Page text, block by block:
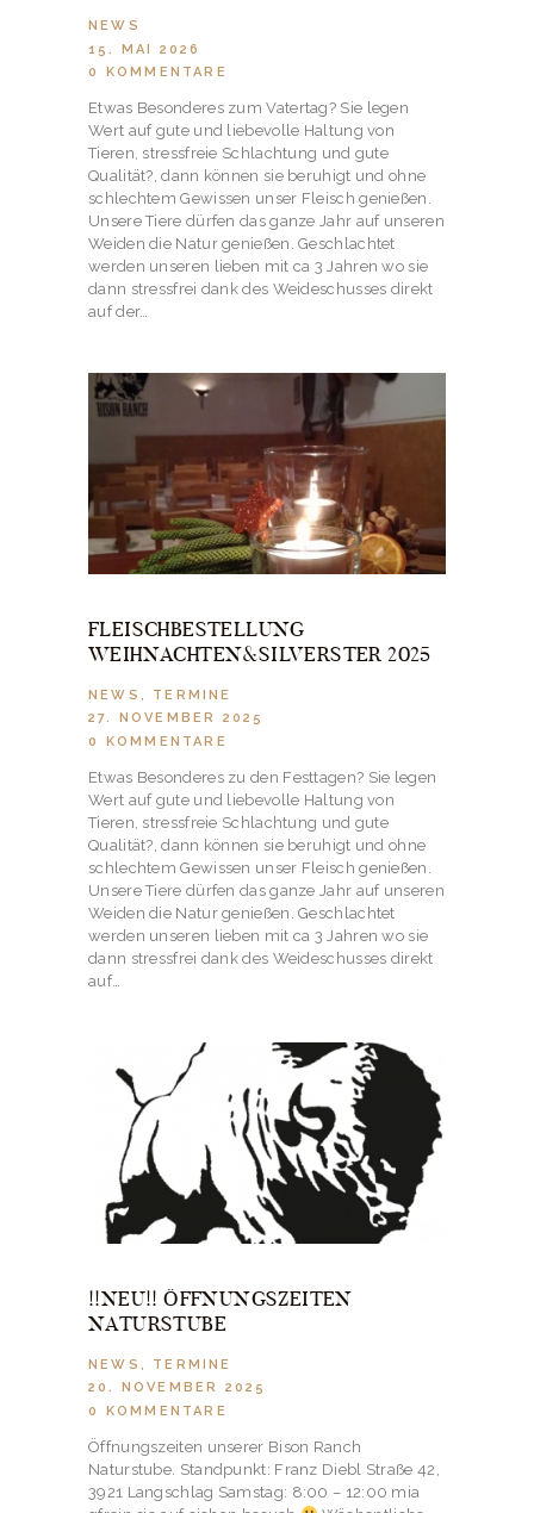
NEWS
15. MAI 2026
0
KOMMENTARE
Etwas Besonderes zum Vatertag? Sie legen
Wert auf gute und liebevolle Haltung von
Tieren, stressfreie Schlachtung und gute
Qualität?, dann können sie beruhigt und ohne
schlechtem Gewissen unser Fleisch genießen.
Unsere Tiere dürfen das ganze Jahr auf unseren
Weiden die Natur genießen. Geschlachtet
werden unseren lieben mit ca 3 Jahren wo sie
dann stressfrei dank des Weideschusses direkt
auf der…
FLEISCHBESTELLUNG
WEIHNACHTEN&SILVERSTER 2025
NEWS , TERMINE
27. NOVEMBER 2025
0
KOMMENTARE
Etwas Besonderes zu den Festtagen? Sie legen
Wert auf gute und liebevolle Haltung von
Tieren, stressfreie Schlachtung und gute
Qualität?, dann können sie beruhigt und ohne
schlechtem Gewissen unser Fleisch genießen.
Unsere Tiere dürfen das ganze Jahr auf unseren
Weiden die Natur genießen. Geschlachtet
werden unseren lieben mit ca 3 Jahren wo sie
dann stressfrei dank des Weideschusses direkt
auf…
!!NEU!! ÖFFNUNGSZEITEN
NATURSTUBE
NEWS , TERMINE
20. NOVEMBER 2025
0
KOMMENTARE
Öffnungszeiten unserer Bison Ranch
Naturstube. Standpunkt: Franz Diebl Straße 42,
3921 Langschlag Samstag: 8:00 – 12:00 mia